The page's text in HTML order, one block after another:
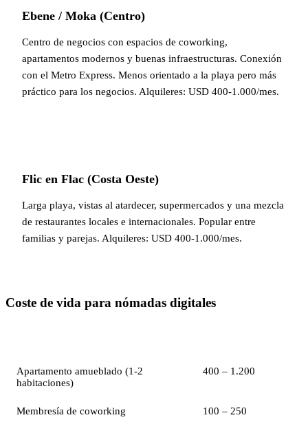
Ebene / Moka (Centro)
Centro de negocios con espacios de coworking,
apartamentos modernos y buenas infraestructuras. Conexión
con el Metro Express. Menos orientado a la playa pero más
práctico para los negocios. Alquileres: USD 400-1.000/mes.
Flic en Flac (Costa Oeste)
Larga playa, vistas al atardecer, supermercados y una mezcla
de restaurantes locales e internacionales. Popular entre
familias y parejas. Alquileres: USD 400-1.000/mes.
Coste de vida para nómadas digitales
Apartamento amueblado (1-2
habitaciones)
400 – 1.200
Membresía de coworking 100 – 250